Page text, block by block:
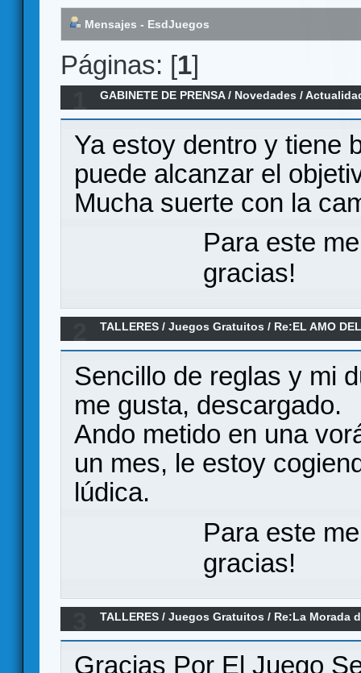
Mensajes - EsdJuegos
Páginas: [1]
GABINETE DE PRENSA/ Novedades /
CALABOZO
Ya estoy dentro y tiene
puede alcanzar el
Mucha suerte con la
Para este
gracias!
TALLERES /Juegos Gratuitos/ Re:EL AMO
Sencillo de reglas y mi
me gusta, descargado.
Ando metido en una
un mes, le estoy
lúdica.
Para este
gracias!
TALLERES /Juegos Gratuitos/ Re:La Morada
Gracias Por El Juego